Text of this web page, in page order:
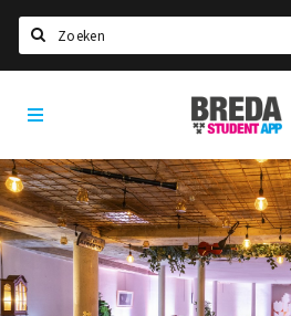
HOME
STUDYING
Welcome in Breda
Student associations
Student council
Breda
Student